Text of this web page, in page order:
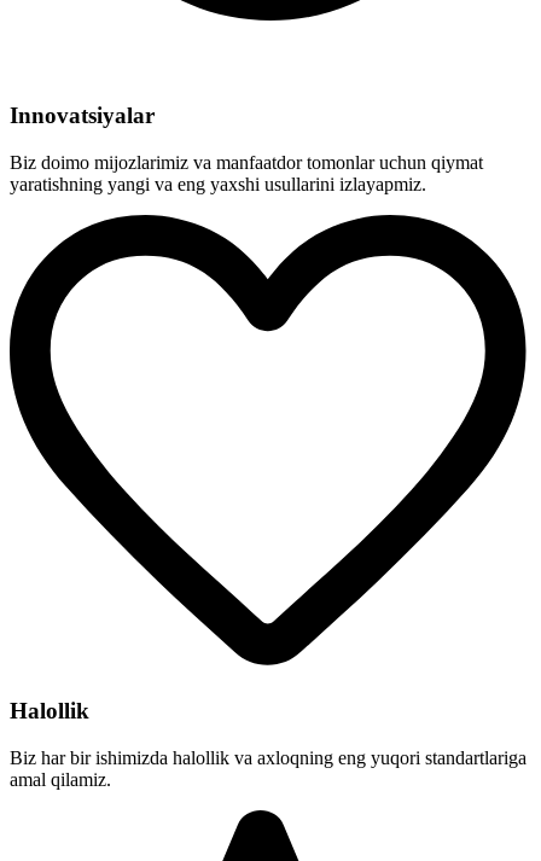
Innovatsiyalar
Biz doimo mijozlarimiz va manfaatdor tomonlar uchun qiymat
yaratishning yangi va eng yaxshi usullarini izlayapmiz.
Halollik
Biz har bir ishimizda halollik va axloqning eng yuqori standartlariga
amal qilamiz.